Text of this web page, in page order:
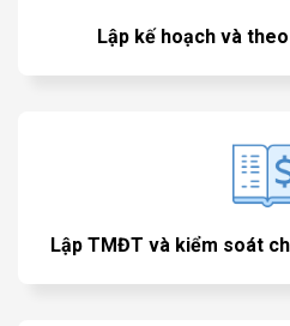
Lập kế hoạch và
Lập TMĐT và kiểm soát